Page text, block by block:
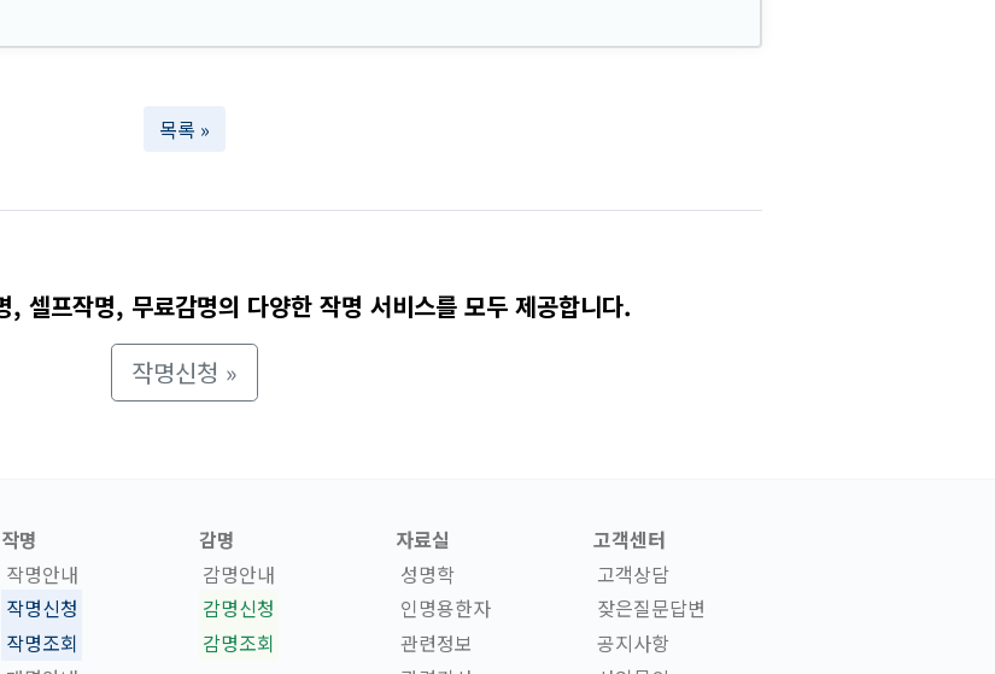
목록 »
, 셀프작명, 무료감명의 다양한 작명 서비스를 모두 제공합니다.
작명신청 »
작명
작명안내
작명신청
작명조회
감명
감명안내
감명신청
감명조회
자료실
성명학
인명용한자
관련정보
고객센터
고객상담
잦은질문답변
공지사항